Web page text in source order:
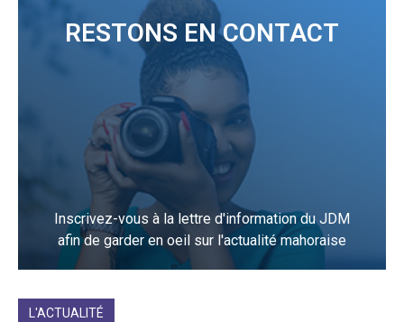
RESTONS EN CONTACT
Inscrivez-vous à la lettre d'information du JDM
afin de garder en oeil sur l'actualité mahoraise
L'ACTUALITÉ